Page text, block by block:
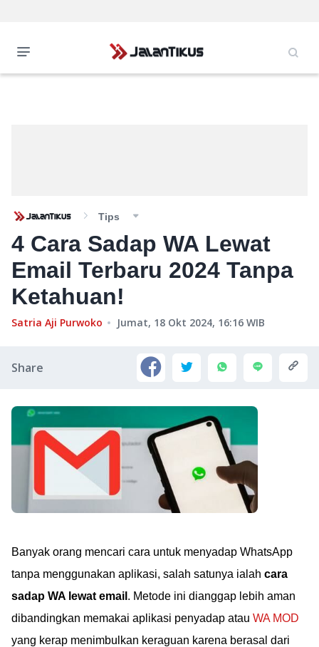
Tips
4 Cara Sadap WA Lewat
Email Terbaru 2024 Tanpa
Ketahuan!
Satria Aji Purwoko Jumat, 18 Okt 2024, 16:16 WIB
Share
Banyak orang mencari cara untuk menyadap WhatsApp
tanpa menggunakan aplikasi, salah satunya ialah cara
sadap WA lewat email . Metode ini dianggap lebih aman
dibandingkan memakai aplikasi penyadap atau WA MOD
yang kerap menimbulkan keraguan karena berasal dari